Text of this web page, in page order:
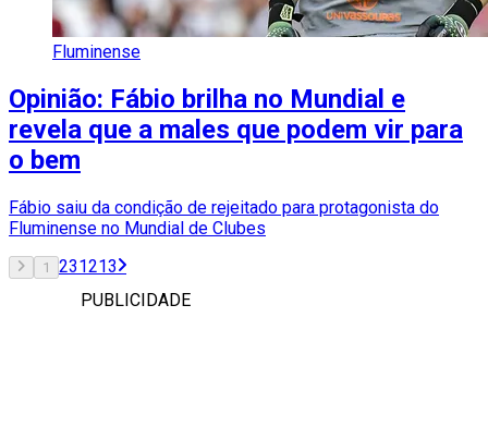
Fluminense
Opinião: Fábio brilha no Mundial e
revela que a males que podem vir para
o bem
Fábio saiu da condição de rejeitado para protagonista do
Fluminense no Mundial de Clubes
1 231213
PUBLICIDADE